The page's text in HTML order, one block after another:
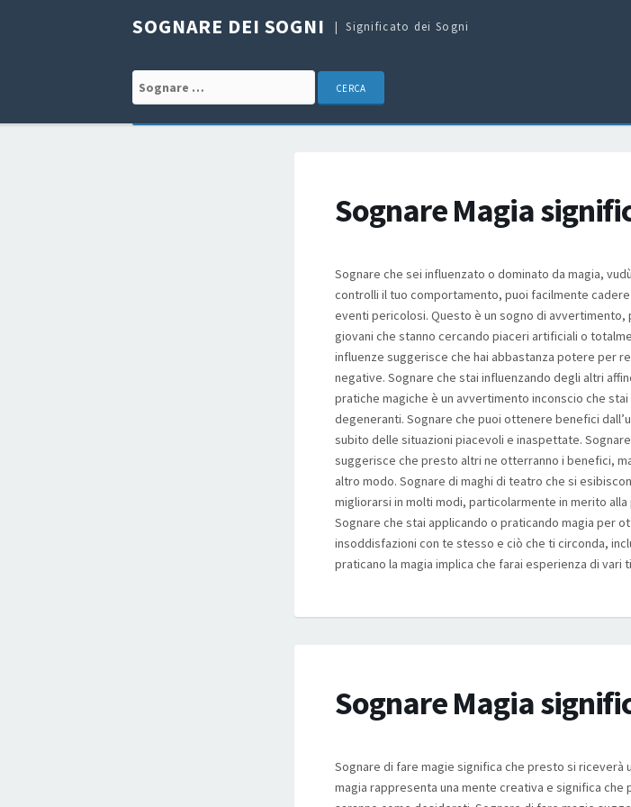
SOGNARE DEI SOGNI Significato dei Sogni
Search for:
Sognare Magia
Sognare che sei influenzato o dominato da magia,
controlli il tuo comportamento, puoi facilmente
eventi pericolosi. Questo è un sogno di
giovani che stanno cercando piaceri artificiali o
influenze suggerisce che hai abbastanza potere per
negative. Sognare che stai influenzando degli altri
pratiche magiche è un avvertimento inconscio che
degeneranti. Sognare che puoi ottenere benefici
subito delle situazioni piacevoli e inaspettate.
suggerisce che presto altri ne otterranno i benefici,
altro modo. Sognare di maghi di teatro che si
migliorarsi in molti modi, particolarmente in merito
Sognare che stai applicando o praticando magia per
insoddisfazioni con te stesso e ciò che ti circonda,
praticano la magia implica che farai esperienza di vari
Sognare Magia
Sognare di fare magie significa che presto si riceverà
magia rappresenta una mente creativa e significa